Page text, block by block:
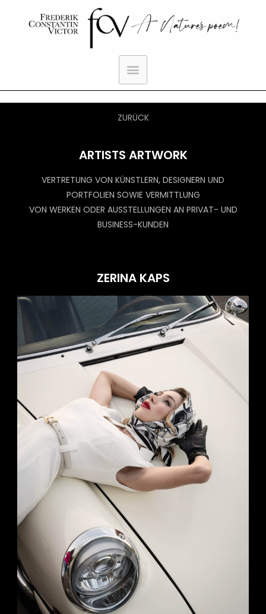
ZURÜCK
ARTISTS ARTWORK
VERTRETUNG VON KÜNSTLERN, DESIGNERN UND
PORTFOLIEN SOWIE VERMITTLUNG
VON WERKEN ODER AUSSTELLUNGEN AN PRIVAT- UND
BUSINESS-KUNDEN
ZERINA KAPS